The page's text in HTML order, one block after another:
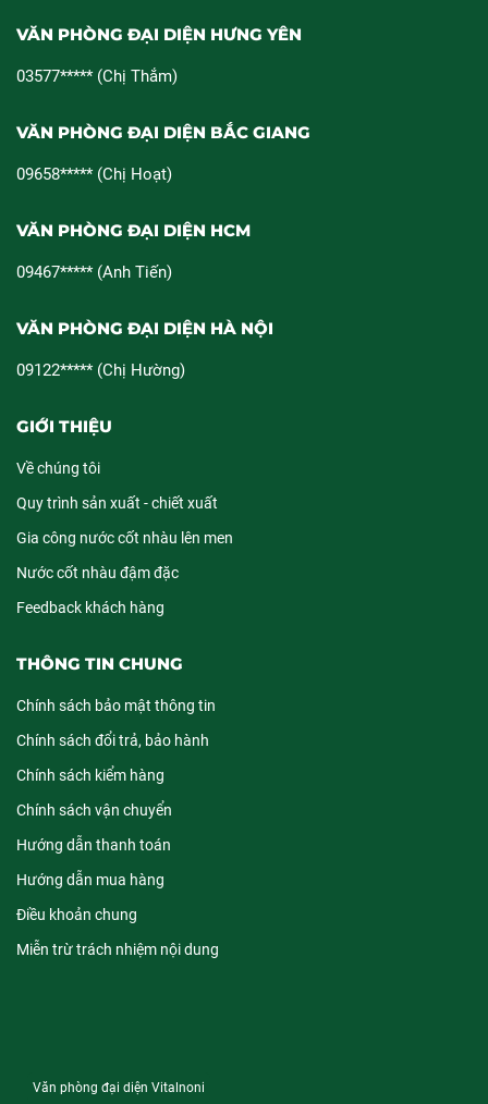
VĂN PHÒNG ĐẠI DIỆN HƯNG YÊN
03577***** (Chị Thắm)
VĂN PHÒNG ĐẠI DIỆN BẮC GIANG
09658***** (Chị Hoạt)
VĂN PHÒNG ĐẠI DIỆN HCM
09467***** (Anh Tiến)
VĂN PHÒNG ĐẠI DIỆN HÀ NỘI
09122***** (Chị Hường)
GIỚI THIỆU
Về chúng tôi
Quy trình sản xuất - chiết xuất
Gia công nước cốt nhàu lên men
Nước cốt nhàu đậm đặc
Feedback khách hàng
THÔNG TIN CHUNG
Chính sách bảo mật thông tin
Chính sách đổi trả, bảo hành
Chính sách kiểm hàng
Chính sách vận chuyển
Hướng dẫn thanh toán
Hướng dẫn mua hàng
Điều khoản chung
Miễn trừ trách nhiệm nội dung
Văn phòng đại diện Vitalnoni